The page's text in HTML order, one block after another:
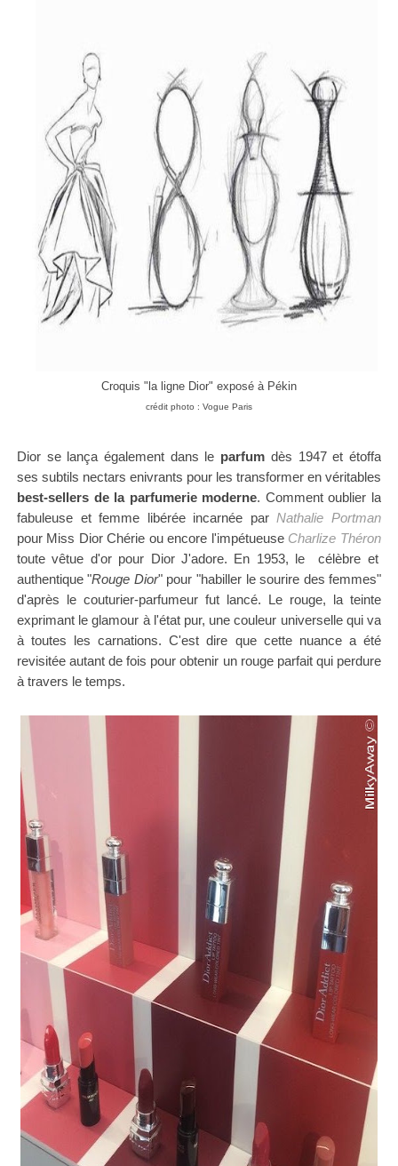
Croquis "la ligne Dior" exposé à Pékin
crédit photo : Vogue Paris
Dior se lança également dans le parfum dès 1947et étoffa
ses subtils nectars enivrants pour les transformer en véritables
best-sellers de la parfumerie moderne. Comment oublier la
fabuleuse et femme libérée incarnée parNathalie Portman
pour Miss Dior Chérie ou encore l'impétueuse Charlize Théron
toute vêtue d'or pour Dior J'adore. En 1953, le célèbre et
authentique "Rouge Dior" pour "habiller le sourire des femmes"
d'après le couturier-parfumeur fut lancé. Le rouge, la teinte
exprimant le glamour à l'état pur, une couleur universelle qui va
à toutes les carnations. C'est dire que cette nuance a été
revisitée autant de fois pour obtenir un rouge parfait qui perdure
à travers le temps.